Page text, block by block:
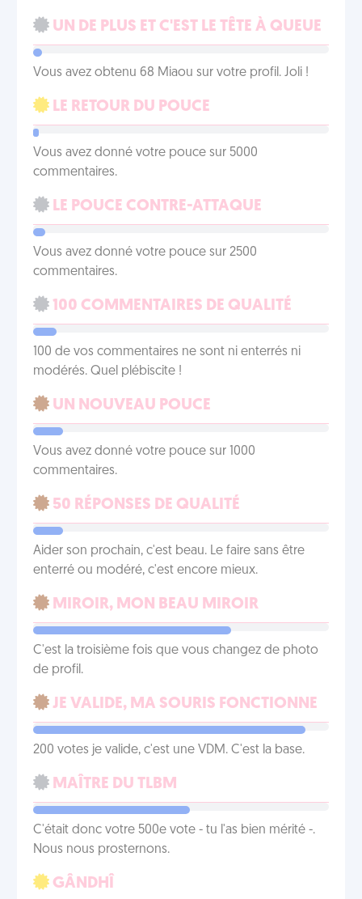
UN DE PLUS ET C'EST LE TÊTE À QUEUE
Vous avez obtenu 68 Miaou sur votre profil. Joli !
LE RETOUR DU POUCE
Vous avez donné votre pouce sur 5000
commentaires.
LE POUCE CONTRE-ATTAQUE
Vous avez donné votre pouce sur 2500
commentaires.
100 COMMENTAIRES DE QUALITÉ
100 de vos commentaires ne sont ni enterrés ni
modérés. Quel plébiscite !
UN NOUVEAU POUCE
Vous avez donné votre pouce sur 1000
commentaires.
50 RÉPONSES DE QUALITÉ
Aider son prochain, c'est beau. Le faire sans être
enterré ou modéré, c'est encore mieux.
MIROIR, MON BEAU MIROIR
C'est la troisième fois que vous changez de photo
de profil.
JE VALIDE, MA SOURIS FONCTIONNE
200 votes je valide, c'est une VDM. C'est la base.
MAÎTRE DU TLBM
C'était donc votre 500e vote - tu l'as bien mérité -.
Nous nous prosternons.
GÂNDHÎ